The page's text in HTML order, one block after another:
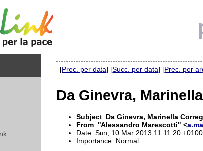
[Prec. per data] [Succ. per data] [Prec. per
Da Ginevra,
Subject: Da Ginevra, Marinella
From: "Alessandro Marescotti" <
Date: Sun, 10 Mar 2013 11:11:20 +0100
Importance: Normal